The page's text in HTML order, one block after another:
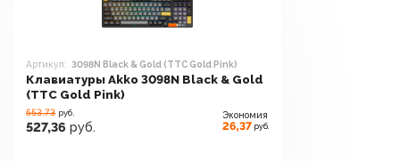
Артикул: 3098N Black & Gold (TTC Gold Pink)
Клавиатуры Akko 3098N Black & Gold
(TTC Gold Pink)
553.73 руб.
527,36 руб.
Экономия
26,37 руб.